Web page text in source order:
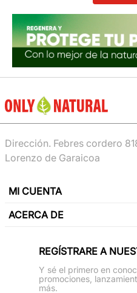
Dirección. Febres cordero
Lorenzo de Garaicoa
MI CUENTA
ACERCA DE
REGÍSTRARE A
Y sé el primero en
promociones,
más.